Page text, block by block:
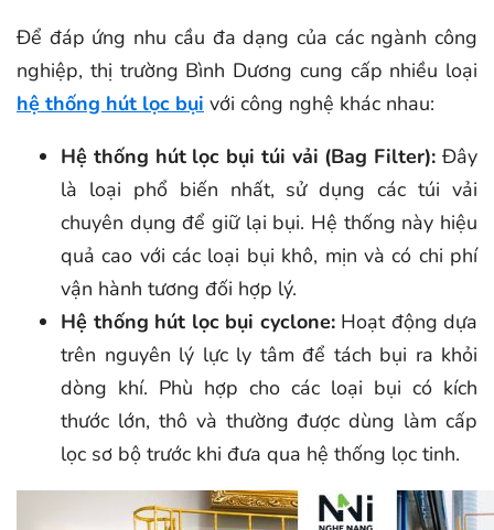
Để đáp ứng nhu cầu đa dạng của các ngành công
nghiệp, thị trường Bình Dương cung cấp nhiều loại
hệ thống hút lọc bụi với công nghệ khác nhau:
Hệ thống hút lọc bụi túi vải (Bag Filter): Đây
là loại phổ biến nhất, sử dụng các túi vải
chuyên dụng để giữ lại bụi. Hệ thống này hiệu
quả cao với các loại bụi khô, mịn và có chi phí
vận hành tương đối hợp lý.
Hệ thống hút lọc bụi cyclone:Hoạt động dựa
trên nguyên lý lực ly tâm để tách bụi ra khỏi
dòng khí. Phù hợp cho các loại bụi có kích
thước lớn, thô và thường được dùng làm cấp
lọc sơ bộ trước khi đưa qua hệ thống lọc tinh.